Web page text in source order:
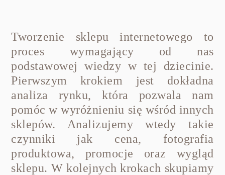
Tworzenie sklepu internetowego to
proces wymagający od nas
podstawowej wiedzy w tej dziecinie.
Pierwszym krokiem jest dokładna
analiza rynku, która pozwala nam
pomóc w wyróżnieniu się wśród innych
sklepów. Analizujemy wtedy takie
czynniki jak cena, fotografia
produktowa, promocje oraz wygląd
sklepu. W kolejnych krokach skupiamy